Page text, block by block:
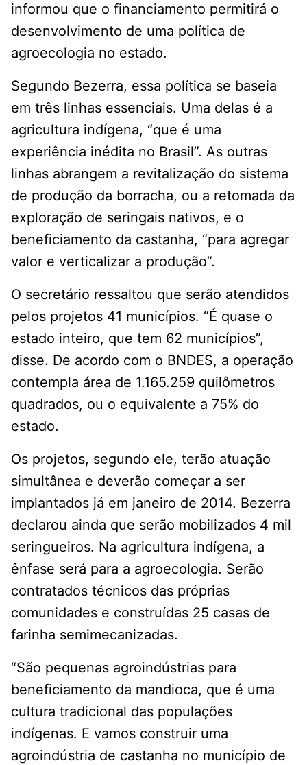
informou que o financiamento permitirá o
desenvolvimento de uma política de
agroecologia no estado.
Segundo Bezerra, essa política se baseia
em três linhas essenciais. Uma delas é a
agricultura indígena, “que é uma
experiência inédita no Brasil”. As outras
linhas abrangem a revitalização do sistema
de produção da borracha, ou a retomada da
exploração de seringais nativos, e o
beneficiamento da castanha, “para agregar
valor e verticalizar a produção”.
O secretário ressaltou que serão atendidos
pelos projetos 41 municípios. “É quase o
estado inteiro, que tem 62 municípios”,
disse. De acordo com o BNDES, a operação
contempla área de 1.165.259 quilômetros
quadrados, ou o equivalente a 75% do
estado.
Os projetos, segundo ele, terão atuação
simultânea e deverão começar a ser
implantados já em janeiro de 2014. Bezerra
declarou ainda que serão mobilizados 4 mil
seringueiros. Na agricultura indígena, a
ênfase será para a agroecologia. Serão
contratados técnicos das próprias
comunidades e construídas 25 casas de
farinha semimecanizadas.
“São pequenas agroindústrias para
beneficiamento da mandioca, que é uma
cultura tradicional das populações
indígenas. E vamos construir uma
agroindústria de castanha no município de